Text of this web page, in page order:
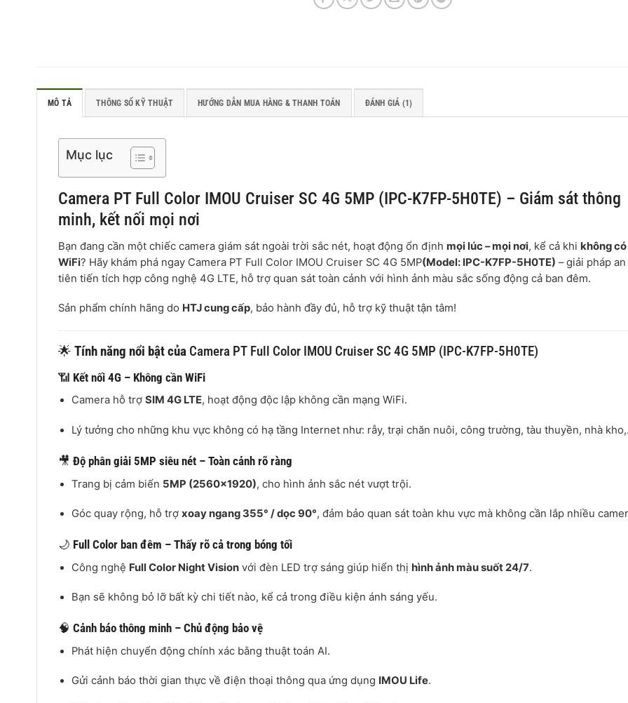
MÔ TẢ THÔNG SỐ KỸ THUẬT HƯỚNG DẪN MUA HÀNG & THANH TOÁN ĐÁNH GIÁ (1)
Mục lục
Camera PT Full Color IMOU Cruiser SC 4G 5MP (IPC-K7FP-5H0TE) – Giám sát thông
minh, kết nối mọi nơi
Bạn đang cần một chiếc camera giám sát ngoài trời sắc nét, hoạt động ổn định mọi lúc – mọi nơi, kể cả khi không có
WiFi? Hãy khám phá ngay Camera PT Full Color IMOU Cruiser SC 4G 5MP(Model: IPC-K7FP-5H0TE) – giải pháp
tiên tiến tích hợp công nghệ 4G LTE, hỗ trợ quan sát toàn cảnh với hình ảnh màu sắc sống động cả ban đêm.
Sản phẩm chính hãng do HTJ cung cấp, bảo hành đầy đủ, hỗ trợ kỹ thuật tận tâm!
🌟 Tính năng nổi bật của Camera PT Full Color IMOU Cruiser SC 4G 5MP (IPC-K7FP-5H0TE)
📶 Kết nối 4G – Không cần WiFi
Camera hỗ trợSIM 4G LTE, hoạt động độc lập không cần mạng WiFi.
Lý tưởng cho những khu vực không có hạ tầng Internet như: rẫy, trại chăn nuôi, công trường, tàu thuyền, nhà
🎥 Độ phân giải 5MP siêu nét – Toàn cảnh rõ ràng
Trang bị cảm biến 5MP (2560×1920), cho hình ảnh sắc nét vượt trội.
Góc quay rộng, hỗ trợxoay ngang 355° / dọc 90°, đảm bảo quan sát toàn khu vực mà không cần lắp nhiều
🌙 Full Color ban đêm – Thấy rõ cả trong bóng tối
Công nghệ Full Color Night Vision với đèn LED trợ sáng giúp hiển thị hình ảnh màu suốt 24/7.
Bạn sẽ không bỏ lỡ bất kỳ chi tiết nào, kể cả trong điều kiện ánh sáng yếu.
🧠 Cảnh báo thông minh – Chủ động bảo vệ
Phát hiện chuyển động chính xác bằng thuật toán AI.
Gửi cảnh báo thời gian thực về điện thoại thông qua ứng dụng IMOU Life.